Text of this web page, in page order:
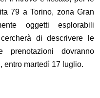
79 a Torino, zona Gran
oggetti esplorabili
di descrivere le
prenotazioni dovranno
entro martedì 17 luglio.